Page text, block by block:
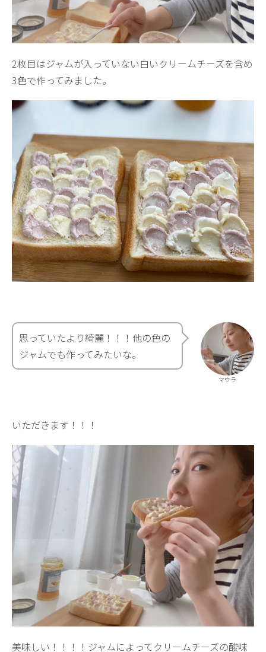
2枚目はジャムが入っていない白いクリームチーズを含め
3色で作ってみました。
マウラ
思っていたより綺麗！！！他の色の
ジャムでも作ってみたいな。
いただきます！！！
美味しい！！！！ジャムによってクリームチーズの酸味